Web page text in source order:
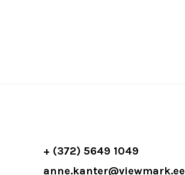
+ (372) 5649 1049
anne.kanter@viewmark.ee